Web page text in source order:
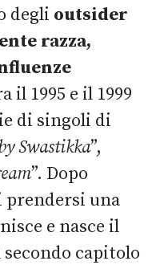
degli outsider
razza,
il 1995 e il 1999
di singoli di
Swastikka”,
”. Dopo
prendersi una
e nasce il
secondo capitolo